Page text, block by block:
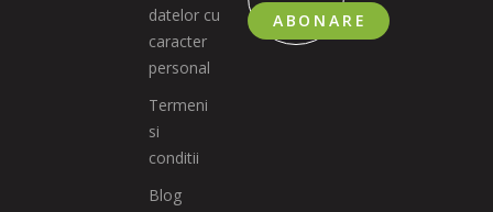
datelor cu
caracter
personal
Termeni
si
conditii
Blog
ABONARE